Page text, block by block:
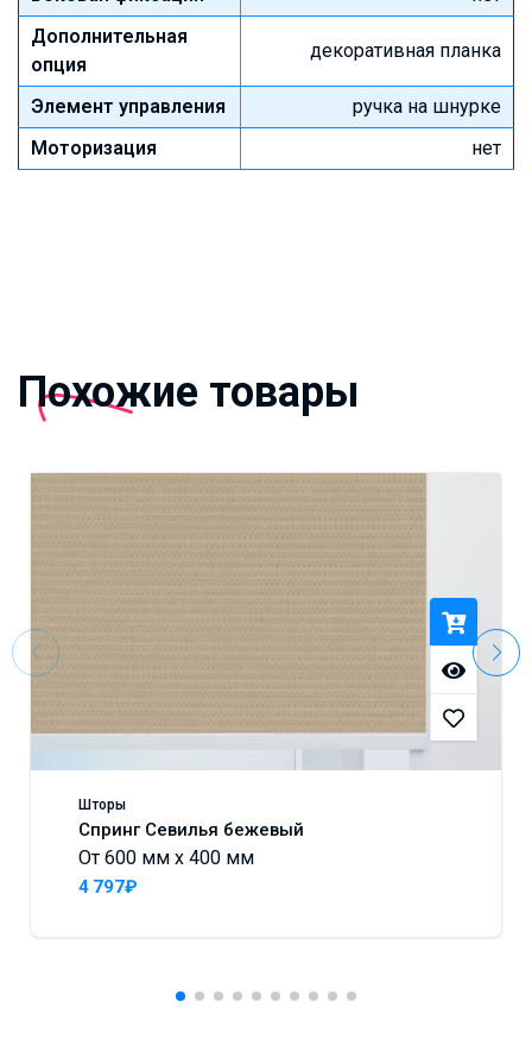
Дополнительная
опция
декоративная планка
Элемент управления
ручка на шнурке
Моторизация
нет
Похожие товары
Шторы
Спринг Севилья бежевый
От 600 мм x 400 мм
4 797₽